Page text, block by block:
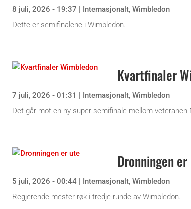
8 juli, 2026 - 19:37 | Internasjonalt, Wimbledon
Dette er semifinalene i Wimbledon.
Kvartfinaler
7 juli, 2026 - 01:31 | Internasjonalt, Wimbledon
Det går mot en ny super-semifinale mellom veteranen
Dronningen
5 juli, 2026 - 00:44 | Internasjonalt, Wimbledon
Regjerende mester røk i tredje runde av Wimbledon.